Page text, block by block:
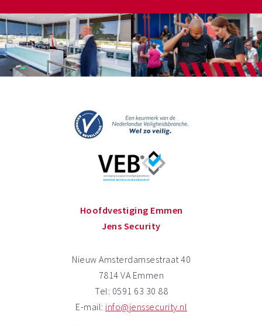
Hoofdvestiging Emmen
Jens Security
Nieuw Amsterdamsestraat 40
7814 VA Emmen
Tel: 0591 63 30 88
E-mail: info@jenssecurity.nl